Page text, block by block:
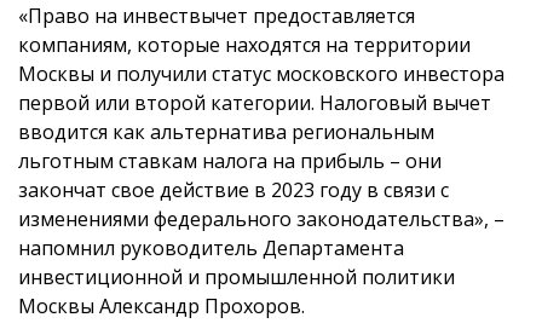
«Право на инвествычет предоставляется
компаниям, которые находятся на территории
Москвы и получили статус московского инвестора
первой или второй категории. Налоговый вычет
вводится как альтернатива региональным
льготным ставкам налога на прибыль – они
закончат свое действие в 2023 году в связи с
изменениями федерального законодательства», –
напомнил руководитель Департамента
инвестиционной и промышленной политики
Москвы Александр Прохоров.